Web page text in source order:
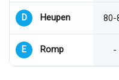
D Heupen 80-
E Romp -